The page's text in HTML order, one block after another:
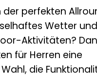
der perfekten
Wetter und
Aktivitäten?
für Herren eine
die